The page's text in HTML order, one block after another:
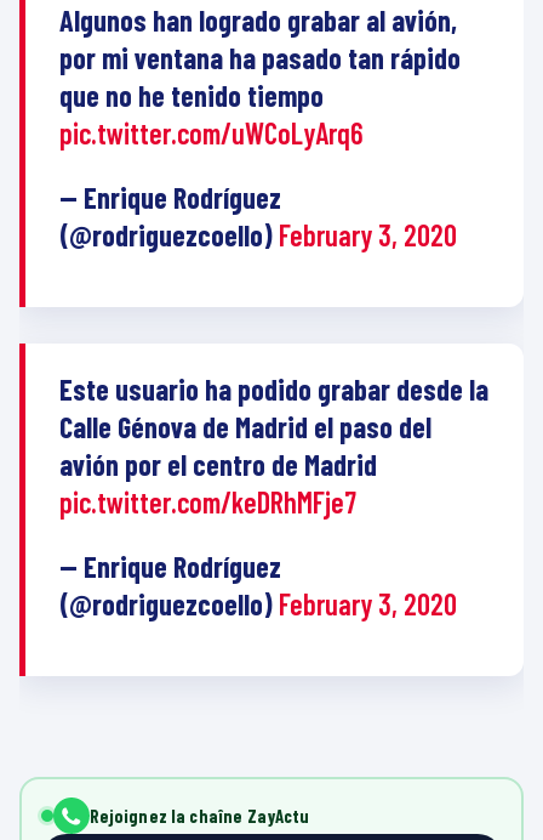
Algunos han logrado grabar al avión,
por mi ventana ha pasado tan rápido
que no he tenido tiempo
pic.twitter.com/uWCoLyArq6
— Enrique Rodríguez
(@rodriguezcoello) February 3, 2020
Este usuario ha podido grabar desde la
Calle Génova de Madrid el paso del
avión por el centro de Madrid
pic.twitter.com/keDRhMFje7
— Enrique Rodríguez
(@rodriguezcoello) February 3, 2020
Rejoignez la chaîne ZayActu